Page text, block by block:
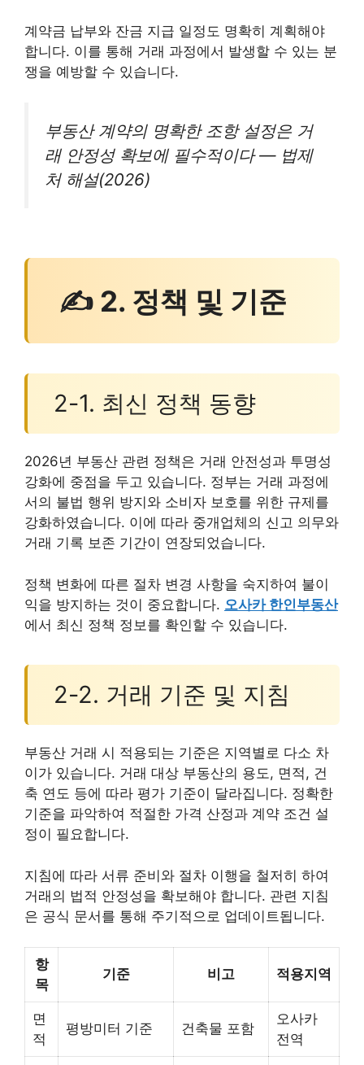
계약금 납부와 잔금 지급 일정도 명확히 계획해야
합니다. 이를 통해 거래 과정에서 발생할 수 있는 분
쟁을 예방할 수 있습니다.
부동산 계약의 명확한 조항 설정은 거
래 안정성 확보에 필수적이다 — 법제
처 해설(2026)
✍ 2. 정책 및 기준
2-1. 최신 정책 동향
2026년 부동산 관련 정책은 거래 안전성과 투명성
강화에 중점을 두고 있습니다. 정부는 거래 과정에
서의 불법 행위 방지와 소비자 보호를 위한 규제를
강화하였습니다. 이에 따라 중개업체의 신고 의무와
거래 기록 보존 기간이 연장되었습니다.
정책 변화에 따른 절차 변경 사항을 숙지하여 불이
익을 방지하는 것이 중요합니다. 오사카 한인부동산
에서 최신 정책 정보를 확인할 수 있습니다.
2-2. 거래 기준 및 지침
부동산 거래 시 적용되는 기준은 지역별로 다소 차
이가 있습니다. 거래 대상 부동산의 용도, 면적, 건
축 연도 등에 따라 평가 기준이 달라집니다. 정확한
기준을 파악하여 적절한 가격 산정과 계약 조건 설
정이 필요합니다.
지침에 따라 서류 준비와 절차 이행을 철저히 하여
거래의 법적 안정성을 확보해야 합니다. 관련 지침
은 공식 문서를 통해 주기적으로 업데이트됩니다.
항
목
기준 비고 적용지역
면
적
평방미터 기준 건축물 포함
오사카
전역